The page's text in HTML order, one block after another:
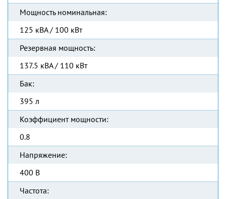
Мощность номинальная:
125 кВА / 100 кВт
Резервная мощность:
137.5 кВА / 110 кВт
Бак:
395 л
Коэффициент мощности:
0.8
Напряжение:
400 В
Частота: